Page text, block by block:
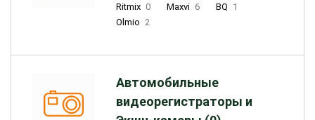
Ritmix 0 Maxvi 6 BQ 1
Olmio 2
Автомобильные
видеорегистраторы и